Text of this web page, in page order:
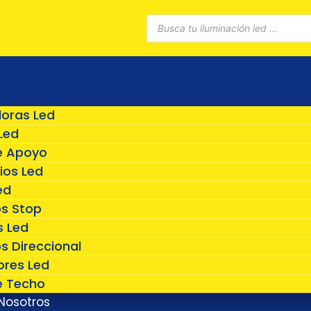
Búsqueda
de
productos
Led
Apoyo
Led
Stop
Led
Direccional
Led
Techo